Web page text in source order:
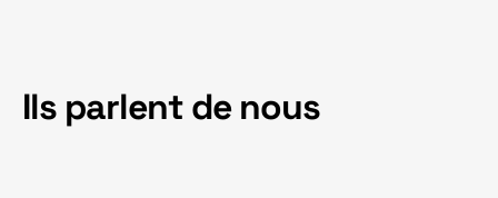
Ils parlent de nous